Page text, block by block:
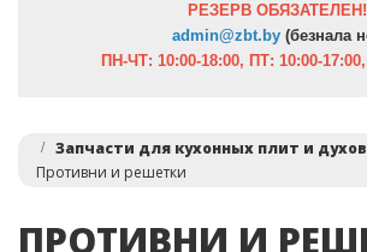
РЕЗЕРВ ОБЯЗАТЕЛЕН!
admin@zbt.by (безнала
ПН-ЧТ: 10:00-18:00, ПТ: 10:00-
Запчасти для кухонных плит и
Противни и решетки
ПРОТИВНИ И